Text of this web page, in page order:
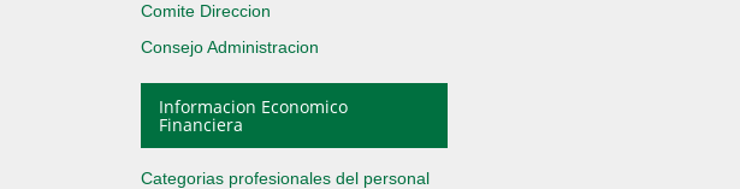
Comite Direccion
Consejo Administracion
Informacion Economico
Financiera
Categorias profesionales del personal